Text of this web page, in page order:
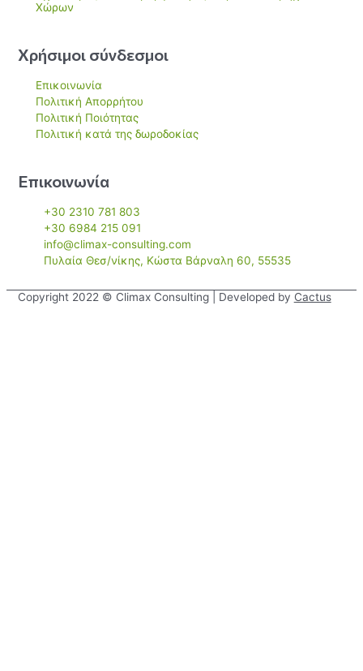
Χώρων
Χρήσιμοι σύνδεσμοι
Επικοινωνία
Πολιτική Απορρήτου
Πολιτική Ποιότητας
Πολιτική κατά της δωροδοκίας
Επικοινωνία
+30 2310 781 803
+30 6984 215 091
info@climax-consulting.com
Πυλαία Θεσ/νίκης, Κώστα Βάρναλη 60, 55535
Copyright 2022 © Climax Consulting | Developed by Cactus